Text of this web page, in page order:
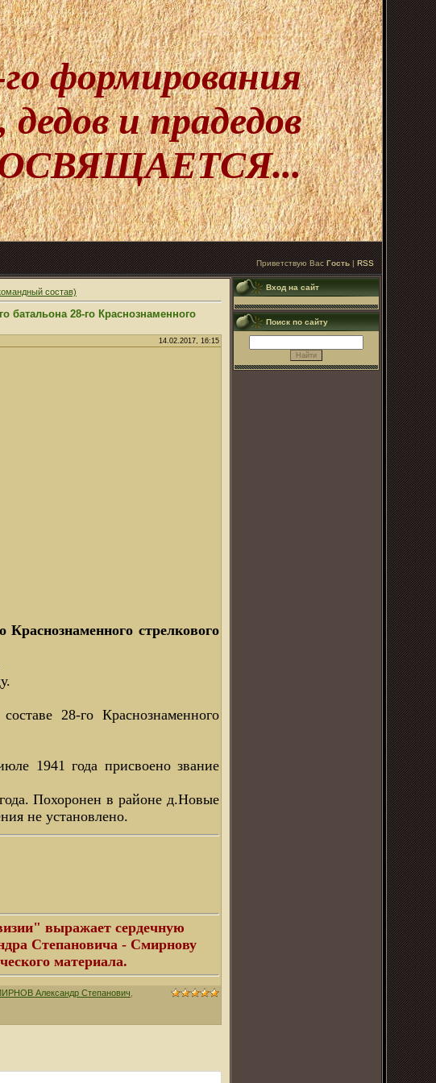
формирования
и прадедов
Приветствую Вас Гость| RSS
состав)
батальона 28-го Краснознаменного
14.02.2017, 16:15
стрелкового
28-го Краснознаменного
1941 года присвоено звание
Похоронен в районе д.Новые
не установлено.
выражает сердечную
Степановича - Смирнову
материала.
Александр Степанович
Вход на сайт
Поиск по сайту